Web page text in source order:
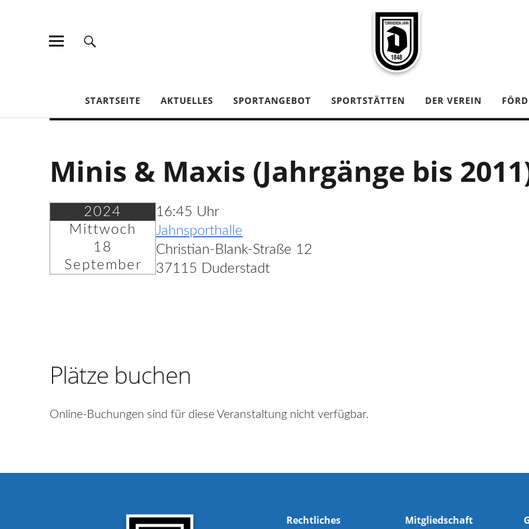
STARTSEITE AKTUELLES SPORTANGEBOT SPORTSTÄTTEN DER VEREIN
Minis & Maxis (Jahrgänge bis
2024
Mittwoch
18
September
16:45 Uhr
Jahnsporthalle
Christian-Blank-Straße 12
37115 Duderstadt
Plätze buchen
Online-Buchungen sind für diese Veranstaltung nicht verfügbar.
Rechtliches Mitgliedschaft